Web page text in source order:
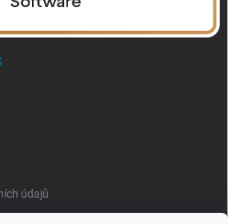
údajů